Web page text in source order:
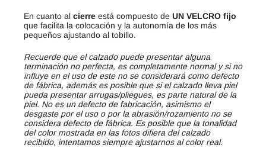
En cuanto al cierre está compuesto de UN VELCRO fijo
que facilita la colocación y la autonomía de los más
pequeños ajustando al tobillo.
Recuerde que el calzado puede presentar alguna
terminación no perfecta, es completamente normal y si no
influye en el uso de este no se considerará como defecto
de fábrica, además es posible que si el calzado lleva piel
pueda presentar arrugas/pliegues, es parte natural de la
piel. No es un defecto de fabricación, asimismo el
desgaste por el uso o por la abrasión/rozamiento no se
considera defecto de fábrica. Es posible que la tonalidad
del color mostrada en las fotos difiera del calzado
recibido, intentamos siempre ajustarnos al color real.